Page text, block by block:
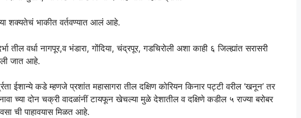
शक्यतेचं भाकीत वर्तवण्यात आलं आहे.
तील वर्धा नागपूर,व भंडारा, गोंदिया, चंद्रपूर, गडचिरोली अशा काही ६ जिल्ह्यांत सरासरी
जात आहे.
ईशान्ये कडे म्हणजे प्रशांत महासागरा तील दक्षिण कोरियन किनार पट्टी वरील ‘खनून’ तर
च्या दोन चक्री वादळांनीं टायफून खेचल्या मुळे देशातील व दक्षिणे कडील ५ राज्या बरोबर
ची पाहावयास मिळत आहे.